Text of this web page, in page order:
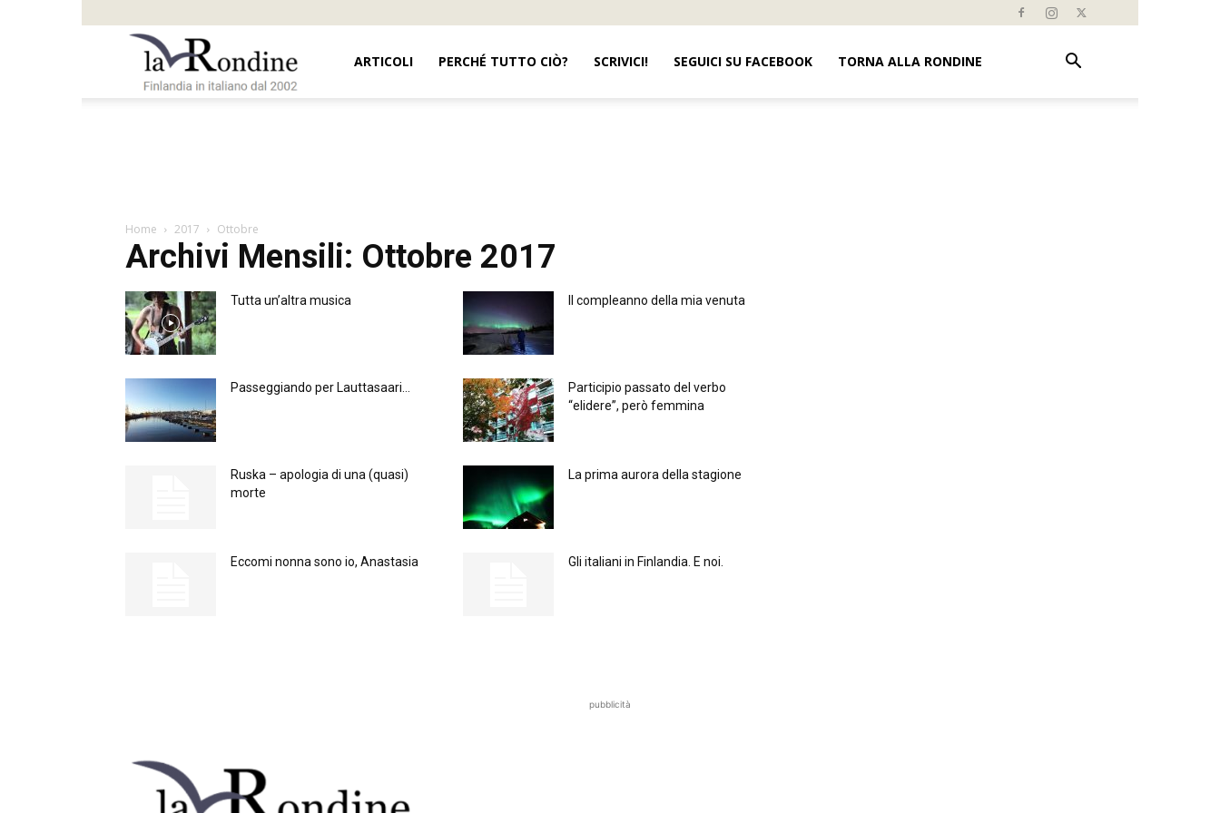
ARTICOLI PERCHÉ TUTTO CIÒ? SCRIVICI! SEGUICI SU FACEBOOK TORNA ALLA RONDINE
Home 2017 Ottobre
Archivi Mensili: Ottobre 2017
Tutta un’altra musica Il compleanno della mia venuta
Passeggiando per Lauttasaari…
Participio passato del verbo
“elidere”, però femmina
Ruska – apologia di una (quasi)
morte
La prima aurora della stagione
Eccomi nonna sono io, Anastasia Gli italiani in Finlandia. E noi.
pubblicità